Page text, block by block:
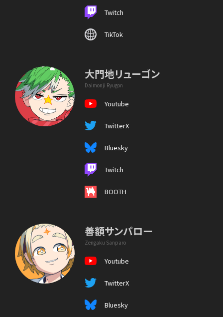
Twitch
TikTok
大門地リューゴン
Daimonji Ryugon
Youtube
TwitterX
Bluesky
Twitch
BOOTH
善額サンパロー
Zengaku Sanparo
Youtube
TwitterX
Bluesky